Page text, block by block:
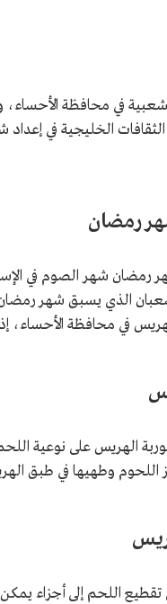
في محافظة الأحساء،
الخليجية في
رمضان
رمضان شهر الصوم في
الذي يسبق شهر رمضان.
في محافظة الأحساء،
الهريس على نوعية
اللحوم وطهيها في طبق
اللحم إلى أجزاء